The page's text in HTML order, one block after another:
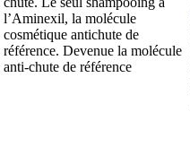
l’Aminexil, la molécule
cosmétique antichute de
référence. Devenue la molécule
anti-chute de référence